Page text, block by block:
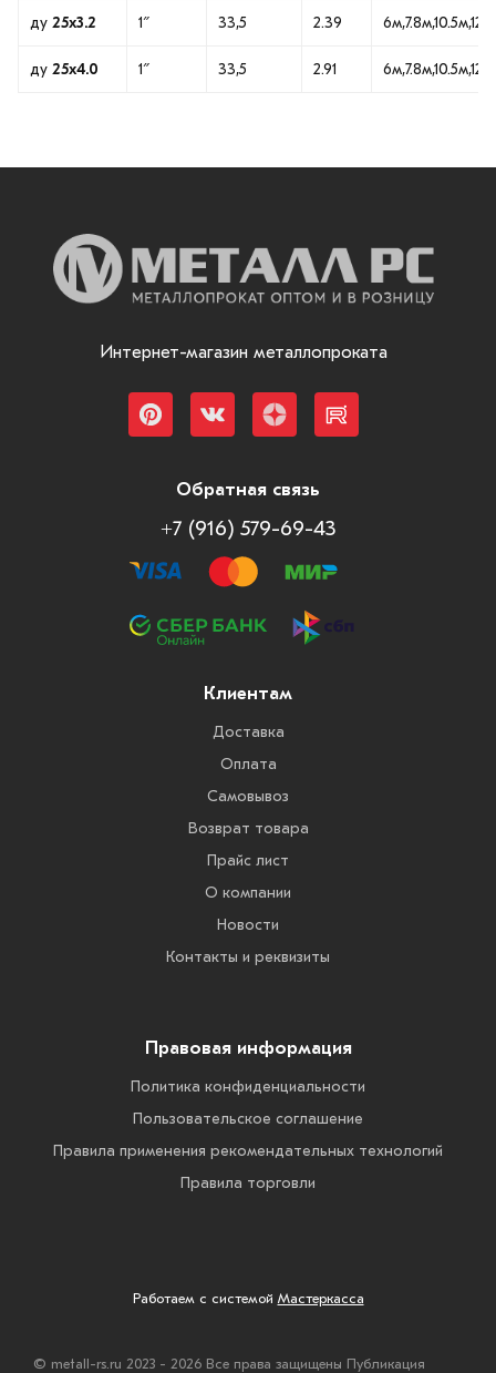
ду 25х3.2 1″ 33,5 2.39 6м,7.8м,10.5м,12м
ду 25х4.0 1″ 33,5 2.91 6м,7.8м,10.5м,12м
Интернет-магазин металлопроката
Обратная связь
+7 (916) 579-69-43
Клиентам
Доставка
Оплата
Самовывоз
Возврат товара
Прайс лист
О компании
Новости
Контакты и реквизиты
Правовая информация
Политика конфиденциальности
Пользовательское соглашение
Правила применения рекомендательных технологий
Правила торговли
Работаем с системой Мастеркасса
© metall-rs.ru 2023 - 2026 Все права защищены Публикация